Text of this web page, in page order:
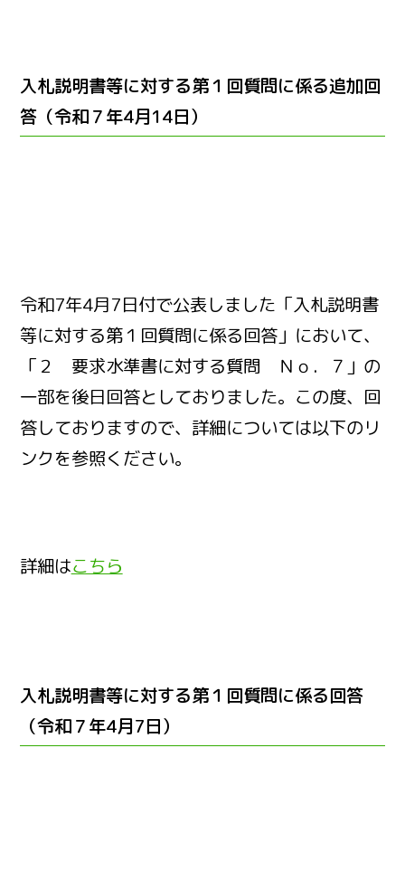
入札説明書等に対する第１回質問に係る追加回
答（令和７年4月14日）
令和7年4月7日付で公表しました「入札説明書
等に対する第１回質問に係る回答」において、
「２ 要求水準書に対する質問 Ｎｏ．７」の
一部を後日回答としておりました。この度、回
答しておりますので、詳細については以下のリ
ンクを参照ください。
詳細はこちら
入札説明書等に対する第１回質問に係る回答
（令和７年4月7日）